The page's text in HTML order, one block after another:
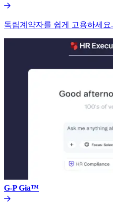
독립계약자를 쉽게 고용하세요.​​
G-P Gia™​​